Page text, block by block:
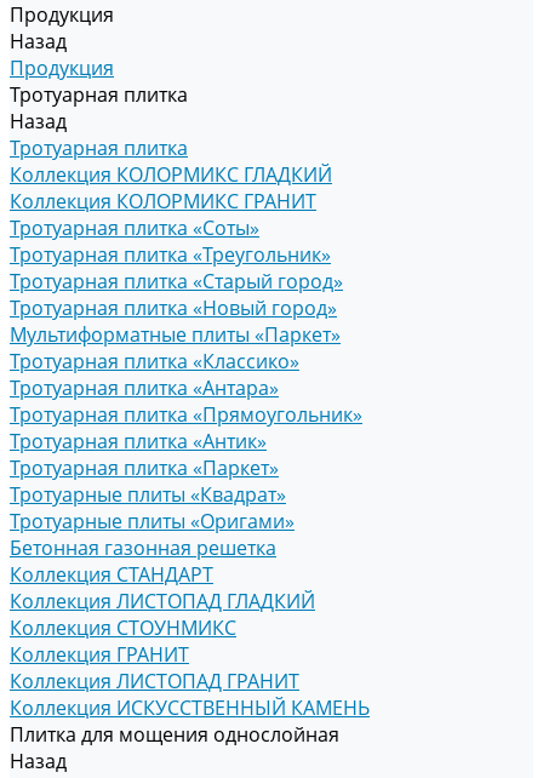
Продукция
Назад
Продукция
Тротуарная плитка
Назад
Тротуарная плитка
Коллекция КОЛОРМИКС ГЛАДКИЙ
Коллекция КОЛОРМИКС ГРАНИТ
Тротуарная плитка «Соты»
Тротуарная плитка «Треугольник»
Тротуарная плитка «Старый город»
Тротуарная плитка «Новый город»
Мультиформатные плиты «Паркет»
Тротуарная плитка «Классико»
Тротуарная плитка «Антара»
Тротуарная плитка «Прямоугольник»
Тротуарная плитка «Антик»
Тротуарная плитка «Паркет»
Тротуарные плиты «Квадрат»
Тротуарные плиты «Оригами»
Бетонная газонная решетка
Коллекция СТАНДАРТ
Коллекция ЛИСТОПАД ГЛАДКИЙ
Коллекция СТОУНМИКС
Коллекция ГРАНИТ
Коллекция ЛИСТОПАД ГРАНИТ
Коллекция ИСКУССТВЕННЫЙ КАМЕНЬ
Плитка для мощения однослойная
Назад